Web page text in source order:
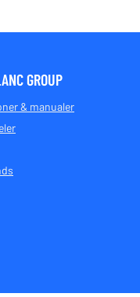
GROUP
& manualer